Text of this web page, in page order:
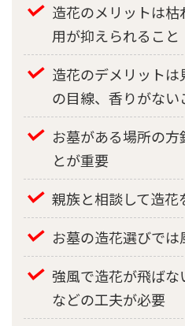
造花のメリットは
用が抑えられること
造花のデメリット
の目線、香りがない
お墓がある場所の
とが重要
親族と相談して造
お墓の造花選びで
強風で造花が飛ば
などの工夫が必要